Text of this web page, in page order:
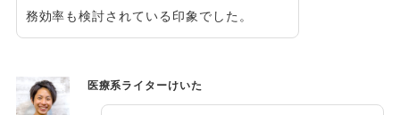
務効率も検討されている印象でした。
医療系ライターけいた